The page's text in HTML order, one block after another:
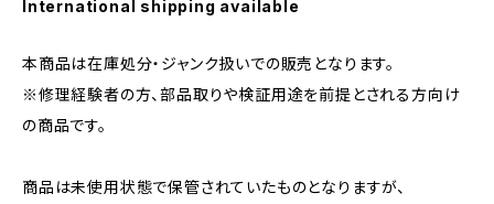
International shipping available
本商品は在庫処分・ジャンク扱いでの販売となります。
※修理経験者の方、部品取りや検証用途を前提とされる方向け
の商品です。
商品は未使用状態で保管されていたものとなりますが、